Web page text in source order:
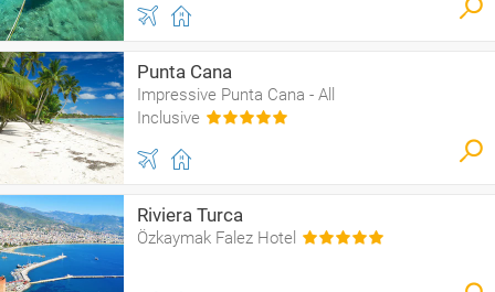
Punta Cana
Impressive Punta Cana - All
Inclusive
Riviera Turca
Özkaymak Falez Hotel